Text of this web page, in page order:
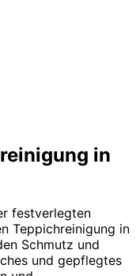
in
festverlegten
Teppichreinigung in
Schmutz und
und gepflegtes